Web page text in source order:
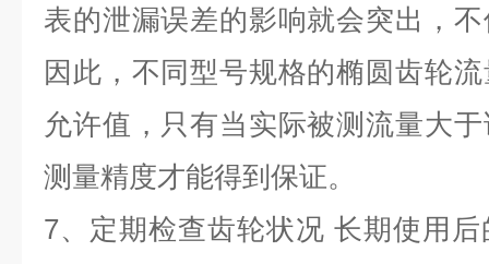
表的泄漏误差的影响就会突出，
因此，不同型号规格的椭圆齿轮
允许值，只有当实际被测流量大
测量精度才能得到保证。
7、定期检查齿轮状况 长期使用